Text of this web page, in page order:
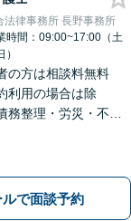
法律事務所 長野事務所
時間：09:00~17:00（土
）
の方は相談料無料
利用の場合は除
務整理・労災・不貞
お問い合わせくださ
ルで面談予約